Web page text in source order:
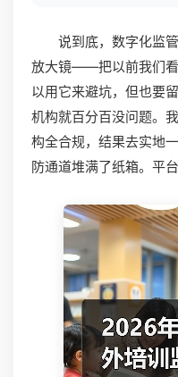
说到底，数字化监
放大镜——把以前我们看
以用它来避坑，但也要
机构就百分百没问题。
构全合规，结果去实地
防通道堆满了纸箱。平